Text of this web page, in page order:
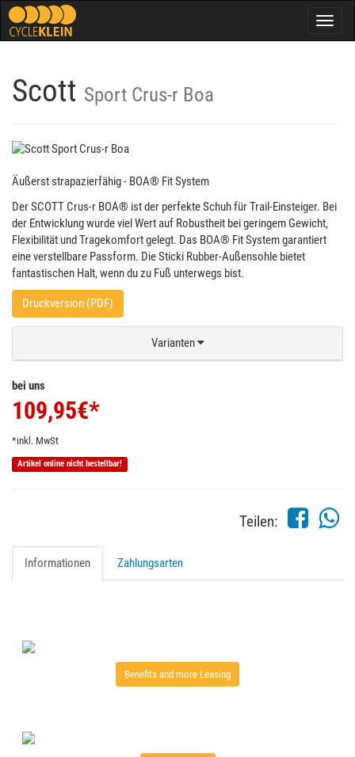
Scott Sport Crus-r Boa
Äußerst strapazierfähig - BOA® Fit System
Der SCOTT Crus-r BOA® ist der perfekte Schuh für Trail-Einsteiger. Bei
der Entwicklung wurde viel Wert auf Robustheit bei geringem Gewicht,
Flexibilität und Tragekomfort gelegt. Das BOA® Fit System garantiert
eine verstellbare Passform. Die Sticki Rubber-Außensohle bietet
fantastischen Halt, wenn du zu Fuß unterwegs bist.
Druckversion (PDF)
Varianten
bei uns
109,95€*
*inkl. MwSt
Artikel online nicht bestellbar!
Teilen:
Informationen Zahlungsarten
Benefits and more Leasing